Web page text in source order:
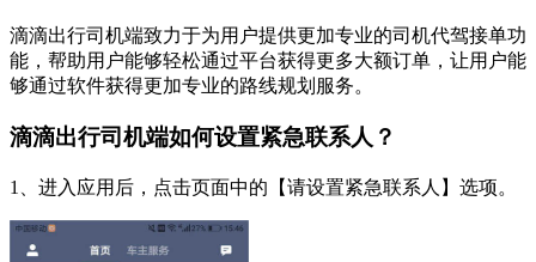
滴滴出行司机端致力于为用户提供更加专业的司机代驾接单功
能，帮助用户能够轻松通过平台获得更多大额订单，让用户能
够通过软件获得更加专业的路线规划服务。
滴滴出行司机端如何设置紧急联系人？
1、进入应用后，点击页面中的【请设置紧急联系人】选项。